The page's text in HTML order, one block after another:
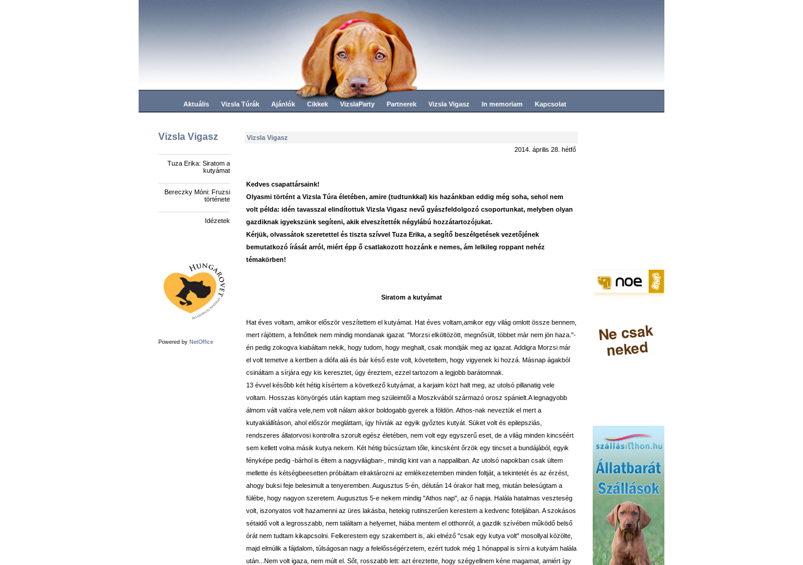
Aktuális Vizsla Túrák Ajánlók Cikkek VizslaParty Partnerek Vizsla Vigasz In memoriam Kapcsolat
Vizsla Vigasz
Tuza Erika: Siratom a
kutyámat
Bereczky Móni: Fruzsi
története
Idézetek
Powered by NetOffice
Vizsla Vigasz
2014. április 28. hétfő
Kedves csapattársaink!
Olyasmi történt a Vizsla Túra életében, amire (tudtunkkal) kis hazánkban eddig még soha, sehol nem
volt példa: idén tavasszal elindítottuk Vizsla Vigasz nevű gyászfeldolgozó csoportunkat, melyben olyan
gazdiknak igyekszünk segíteni, akik elveszítették négylábú hozzátartozójukat.
Kérjük, olvassátok szeretettel és tiszta szívvel Tuza Erika, a segítő beszélgetések vezetőjének
bemutatkozó írását arról, miért épp ő csatlakozott hozzánk e nemes, ám lelkileg roppant nehéz
témakörben!
Siratom a kutyámat
Hat éves voltam, amikor először veszítettem el kutyámat. Hat éves voltam,amikor egy világ omlott össze bennem,
mert rájöttem, a felnőttek nem mindig mondanak igazat. "Morzsi elköltözött, megnősült, többet már nem jön haza."-
én pedig zokogva kiabáltam nekik, hogy tudom, hogy meghalt, csak mondják meg az igazat. Addigra Morzsi már
el volt temetve a kertben a diófa alá és bár késő este volt, követeltem, hogy vigyenek ki hozzá. Másnap ágakból
csináltam a sírjára egy kis keresztet, úgy éreztem, ezzel tartozom a legjobb barátomnak.
13 évvel később két hétig kísértem a következő kutyámat, a karjaim közt halt meg, az utolsó pillanatig vele
voltam. Hosszas könyörgés után kaptam meg szüleimtől a Moszkvából származó orosz spánielt.A legnagyobb
álmom vált valóra vele,nem volt nálam akkor boldogabb gyerek a földön. Athos-nak neveztük el mert a
kutyakiállításon, ahol először megláttam, így hívták az egyik győztes kutyát. Süket volt és epilepsziás,
rendszeres állatorvosi kontrollra szorult egész életében, nem volt egy egyszerű eset, de a világ minden kincséért
sem kellett volna másik kutya nekem. Két hétig búcsúztam tőle, kincsként őrzök egy tincset a bundájából, egyik
fényképe pedig -bárhol is éltem a nagyvilágban-, mindig kint van a nappaliban. Az utolsó napokban csak ültem
mellette és kétségbeesetten próbáltam elraktározni az emlékezetemben minden foltját, a tekintetét és az érzést,
ahogy buksi feje belesimult a tenyeremben. Augusztus 5-én, délután 14 órakor halt meg, miután belesúgtam a
fülébe, hogy nagyon szeretem. Augusztus 5-e nekem mindig "Athos nap", az ő napja. Halála hatalmas veszteség
volt, iszonyatos volt hazamenni az üres lakásba, hetekig rutinszerűen kerestem a kedvenc foteljában. A szokásos
sétaidő volt a legrosszabb, nem találtam a helyemet, hiába mentem el otthonról, a gazdik szívében működő belső
órát nem tudtam kikapcsolni. Felkerestem egy szakembert is, aki elnéző "csak egy kutya volt" mosollyal közölte,
majd elmúlik a fájdalom, túlságosan nagy a felelősségérzetem, ezért tudok még 1 hónappal is sírni a kutyám halála
után...Nem volt igaza, nem múlt el. Sőt, rosszabb lett: azt éreztette, hogy szégyellnem kéne magamat, amiért így